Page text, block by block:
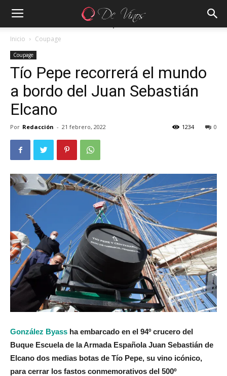
Inicio Coupage
Coupage
Tío Pepe recorrerá el mundo
a bordo del Juan Sebastián
Elcano
Por Redacción - 21 febrero, 2022 0
1234
González Byass ha embarcado en el 94º crucero del
Buque Escuela de la Armada Española Juan Sebastián de
Elcano dos medias botas de Tío Pepe, su vino icónico,
para cerrar los fastos conmemorativos del 500º